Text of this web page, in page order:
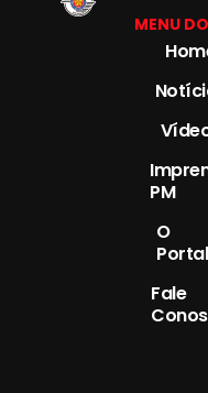
MENU
PM
O
Portal
Fale